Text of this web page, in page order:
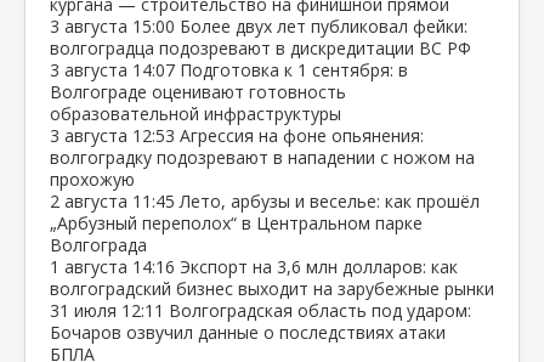
3 августа 15:00 Более двух лет публиковал фейки:
волгоградца подозревают в дискредитации ВС РФ
3 августа 14:07 Подготовка к 1 сентября: в
Волгограде оценивают готовность
образовательной инфраструктуры
3 августа 12:53 Агрессия на фоне опьянения:
волгоградку подозревают в нападении с ножом на
прохожую
2 августа 11:45 Лето, арбузы и веселье: как прошёл
„Арбузный переполох“ в Центральном парке
Волгограда
1 августа 14:16 Экспорт на 3,6 млн долларов: как
волгоградский бизнес выходит на зарубежные рынки
31 июля 12:11 Волгоградская область под ударом:
Бочаров озвучил данные о последствиях атаки
БПЛА